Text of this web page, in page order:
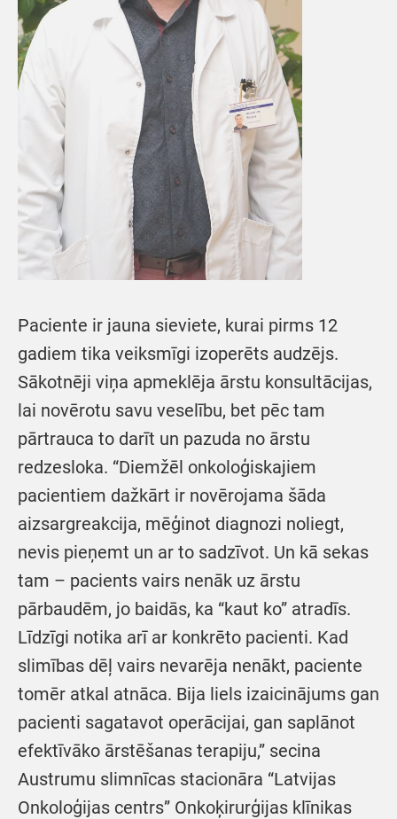
Paciente ir jauna sieviete, kurai pirms 12
gadiem tika veiksmīgi izoperēts audzējs.
Sākotnēji viņa apmeklēja ārstu konsultācijas,
lai novērotu savu veselību, bet pēc tam
pārtrauca to darīt un pazuda no ārstu
redzesloka. “Diemžēl onkoloģiskajiem
pacientiem dažkārt ir novērojama šāda
aizsargreakcija, mēģinot diagnozi noliegt,
nevis pieņemt un ar to sadzīvot. Un kā sekas
tam – pacients vairs nenāk uz ārstu
pārbaudēm, jo baidās, ka “kaut ko” atradīs.
Līdzīgi notika arī ar konkrēto pacienti. Kad
slimības dēļ vairs nevarēja nenākt, paciente
tomēr atkal atnāca. Bija liels izaicinājums gan
pacienti sagatavot operācijai, gan saplānot
efektīvāko ārstēšanas terapiju,” secina
Austrumu slimnīcas stacionāra “Latvijas
Onkoloģijas centrs” Onkoķirurģijas klīnikas